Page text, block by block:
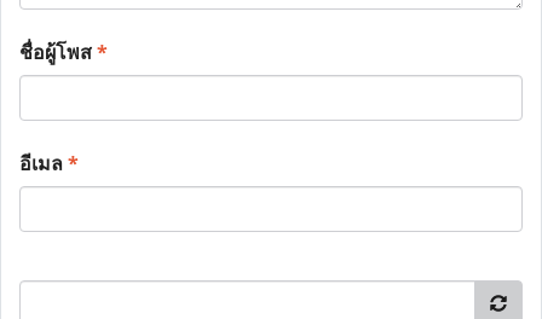
ชื่อผู้โพส*
อีเมล*